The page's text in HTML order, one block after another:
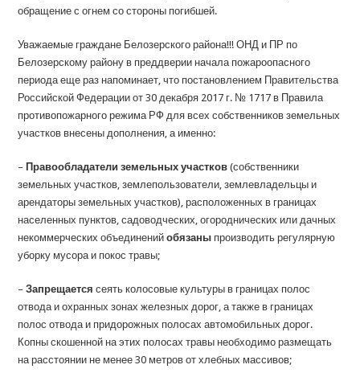
обращение с огнем со стороны погибшей.
Уважаемые граждане Белозерского района!!! ОНД и ПР по
Белозерскому району в преддверии начала пожароопасного
периода еще раз напоминает, что постановлением Правительства
Российской Федерации от 30 декабря 2017 г. № 1717 в Правила
противопожарного режима РФ для всех собственников земельных
участков внесены дополнения, а именно:
– Правообладатели земельных участков (собственники
земельных участков, землепользователи, землевладельцы и
арендаторы земельных участков), расположенных в границах
населенных пунктов, садоводческих, огороднических или дачных
некоммерческих объединенийобязаны производить регулярную
уборку мусора и покос травы;
–Запрещается сеять колосовые культуры в границах полос
отвода и охранных зонах железных дорог, а также в границах
полос отвода и придорожных полосах автомобильных дорог.
Копны скошенной на этих полосах травы необходимо размещать
на расстоянии не менее 30 метров от хлебных массивов;